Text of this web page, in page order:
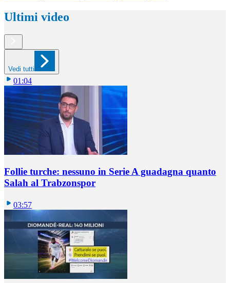
Ultimi video
Vedi tutti
01:04
Follie turche: nessuno in Serie A guadagna quanto
Salah al Trabzonspor
03:57